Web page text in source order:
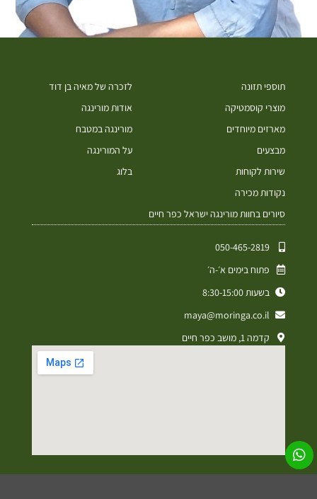
תוספי תזונה
מוצרי קוסמטיקה
מארזים מיוחדים
מבצעים
שירות לקוחות
נקודות מכירה
סיורים בחוות מורינגה ישראל כפר חיים
לזכרה של מאיה בן דוד
אודות מורינגה
מורינגה במטבח
על המורינגה
בלוג
050-465-2819⁩
פתוח בימים א׳-ה׳
בשעות 8:30-15:00
maya@moringa.co.il
קדמה 1, מושב כפר חיים